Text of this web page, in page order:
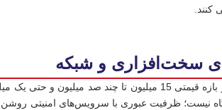
کنند.
سخت‌افزاری و شبکه
قیمت فایروال‌های شبکه در بازه قیمتی 15 میلیون
نیست؛ ظرفیت عبوری با سرویس‌های امنیتی